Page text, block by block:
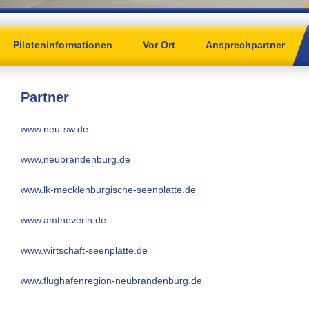
Piloteninformationen Vor Ort Ansprechpartner
Partner
www.neu-sw.de
www.neubrandenburg.de
www.lk-mecklenburgische-seenplatte.de
www.amtneverin.de
www.wirtschaft-seenplatte.de
www.flughafenregion-neubrandenburg.de